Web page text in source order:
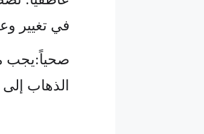
في تغيير
صحياً:يجب
الذهاب